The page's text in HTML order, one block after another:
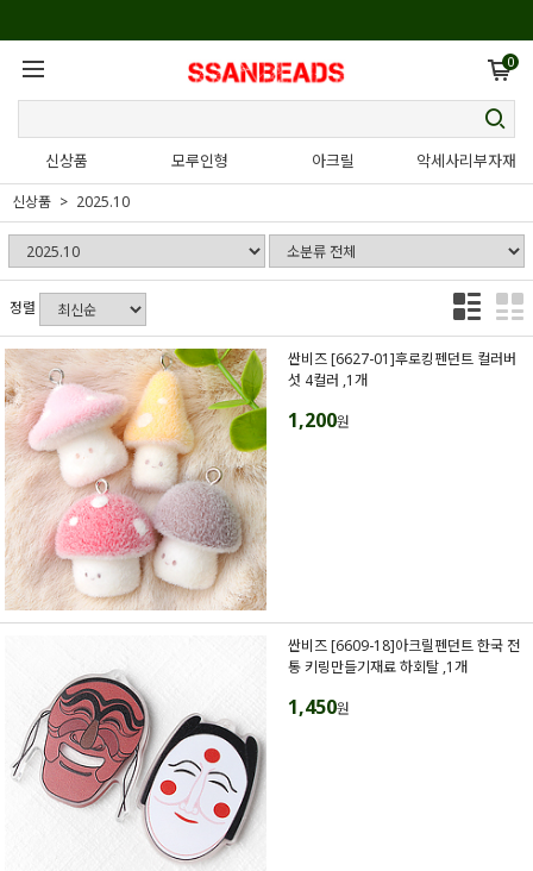
0
신상품 모루인형 아크릴 악세사리부자재
신상품 2025.10
정렬
싼비즈 [6627-01]후로킹펜던트 컬러버
섯 4컬러 ,1개
1,200원
싼비즈 [6609-18]아크릴펜던트 한국 전
통 키링만들기재료 하회탈 ,1개
1,450원